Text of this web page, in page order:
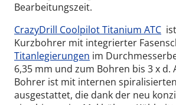
Bearbeitungszeit.
CrazyDrill Coolpilot Titanium ATC
Kurzbohrer mit integrierter
Titanlegierungen im
6,35 mm und zum Bohren bis 3 x d.
Bohrer ist mit internen
ausgestattet, die dank der neu